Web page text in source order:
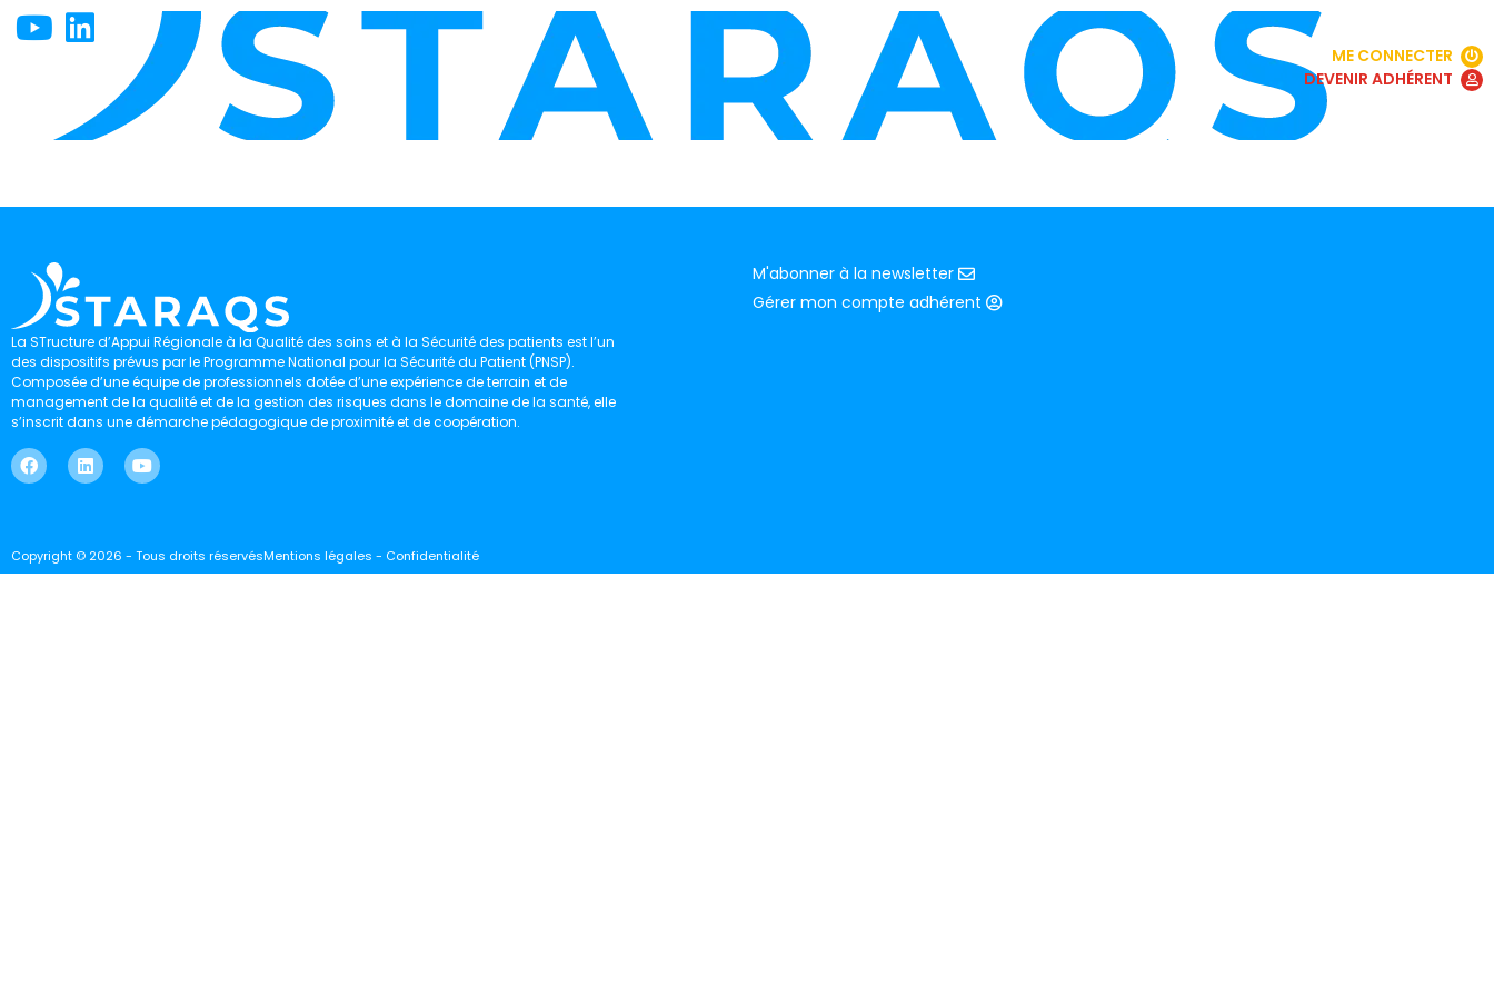
ME CONNECTER
DEVENIR ADHÉRENT
La STructure d’Appui Régionale à la Qualité des soins et à la Sécurité des patients est l’un
des dispositifs prévus par le Programme National pour la Sécurité du Patient (PNSP).
Composée d’une équipe de professionnels dotée d’une expérience de terrain et de
management de la qualité et de la gestion des risques dans le domaine de la santé, elle
s’inscrit dans une démarche pédagogique de proximité et de coopération.
M'abonner à la newsletter
Gérer mon compte adhérent
Copyright © 2026 - Tous droits réservésMentions légales - Confidentialité